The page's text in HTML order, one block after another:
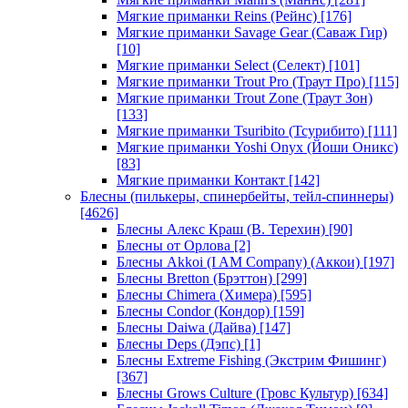
Мягкие приманки Reins (Рейнс) [176]
Мягкие приманки Savage Gear (Саваж Гир)
[10]
Мягкие приманки Select (Селект) [101]
Мягкие приманки Trout Pro (Траут Про) [115]
Мягкие приманки Trout Zone (Траут Зон)
[133]
Мягкие приманки Tsuribito (Тсурибито) [111]
Мягкие приманки Yoshi Onyx (Йоши Оникс)
[83]
Мягкие приманки Контакт [142]
Блесны (пилькеры, спинербейты, тейл-спиннеры)
[4626]
Блесны Алекс Краш (В. Терехин) [90]
Блесны от Орлова [2]
Блесны Akkoi (I AM Company) (Аккои) [197]
Блесны Bretton (Брэттон) [299]
Блесны Chimera (Химера) [595]
Блесны Condor (Кондор) [159]
Блесны Daiwa (Дайва) [147]
Блесны Deps (Дэпс) [1]
Блесны Extreme Fishing (Экстрим Фишинг)
[367]
Блесны Grows Culture (Гровс Культур) [634]